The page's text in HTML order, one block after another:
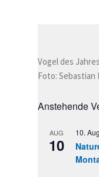
Vogel des
Foto:
Anstehende
AUG
10
10.